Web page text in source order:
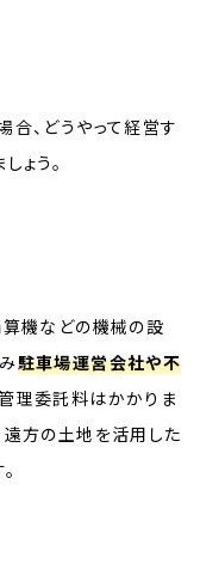
、どうやって経営す
ょう。
算機などの機械の設
駐車場運営会社や不
管理委託料はかかりま
遠方の土地を活用した